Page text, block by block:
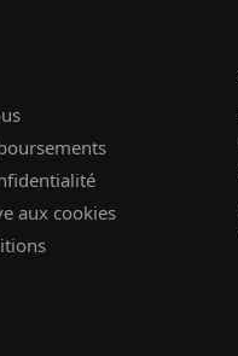
aux cookies